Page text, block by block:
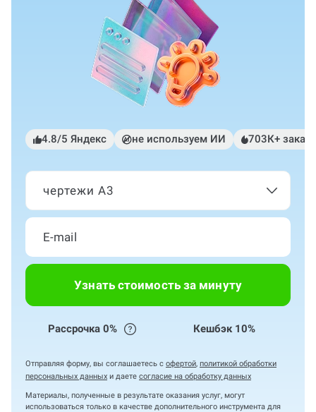
4.8/5 Яндекс не используем ИИ 703К+
чертежи А3
Узнать стоимость за минуту
Рассрочка 0% Кешбэк 10%
Отправляя форму, вы соглашаетесь с офертой, политикой обработки
персональных данных и даете согласие на обработку данных
Материалы, полученные в результате оказания услуг, могут
использоваться только в качестве дополнительного инструмента для